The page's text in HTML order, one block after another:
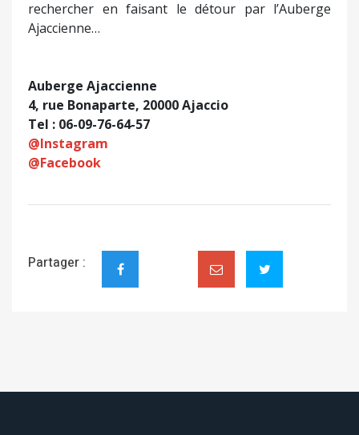
rechercher en faisant le détour par l’Auberge
Ajaccienne…
Auberge Ajaccienne
4, rue Bonaparte, 20000 Ajaccio
Tel : 06-09-76-64-57
@Instagram
@Facebook
Partager :